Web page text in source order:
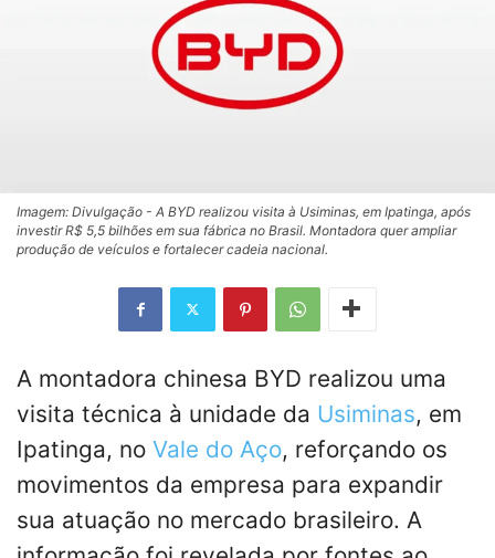
Imagem: Divulgação - A BYD realizou visita à Usiminas, em Ipatinga, após
investir R$ 5,5 bilhões em sua fábrica no Brasil. Montadora quer ampliar
produção de veículos e fortalecer cadeia nacional.
A montadora chinesa BYD realizou uma
visita técnica à unidade da Usiminas, em
Ipatinga, no Vale do Aço, reforçando os
movimentos da empresa para expandir
sua atuação no mercado brasileiro. A